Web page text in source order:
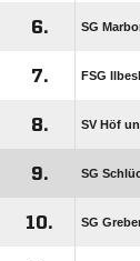
6. SG
7. FSG
8. SV Höf
9. SG
10. SG